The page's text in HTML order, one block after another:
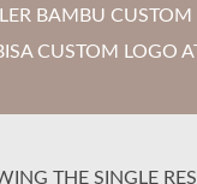
BAMBU
CUSTOM LOGO
THE SINGLE